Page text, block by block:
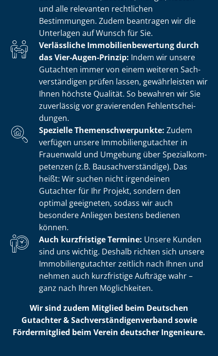
und alle relevanten rechtlichen
Bestimmungen. Zudem beantragen wir die
Unterlagen auf Wunsch für Sie.
Verlässliche Im­mo­bi­li­en­be­wer­tung durch
das Vier-Augen-Prinzip: Indem wir unsere
Gutachten immer von einem weiteren Sach­
ver­stän­di­gen prüfen lassen, gewährleisten wir
Ihnen höchste Qualität. So bewahren wir Sie
zuverlässig vor gravierenden Fehl­ent­schei­
dun­gen.
Spezielle The­men­schwer­punk­te: Zudem
verfügen unsere Im­mo­bi­li­en­gut­ach­ter in
Frauenwald und Umgebung über Spe­zi­al­kom­
pe­ten­zen (z.B. Bau­sach­ver­stän­di­ge). Das
heißt: Wir suchen nicht irgendeinen
Gutachter für Ihr Projekt, sondern den
optimal geeigneten, sodass wir auch
besondere Anliegen bestens bedienen
können.
Auch kurzfristige Termine: Unsere Kunden
sind uns wichtig. Deshalb richten sich unsere
Im­mo­bi­li­en­gut­ach­ter zeitlich nach Ihnen und
nehmen auch kurzfristige Aufträge wahr –
ganz nach Ihren Möglichkeiten.
Wir sind zudem Mitglied beim Deutschen
Gutachter & Sach­ver­stän­di­gen­ver­band sowie
Fördermitglied beim Verein deutscher Ingenieure.